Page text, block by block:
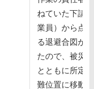
ねていた下請
業員）から点
る退避合図が
たので、被災
とともに所定
難位置に移動